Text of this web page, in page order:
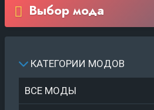
Выбор мода
КАТЕГОРИИ МОДОВ
ВСЕ МОДЫ